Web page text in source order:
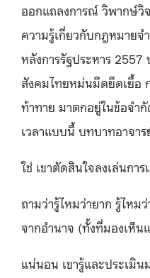
ออกแถลงการณ์ วิพากษ์
ความรู้เกี่ยวกับกฎหมายจ
หลังการรัฐประหาร 2557
สังคมไทยหม่นมืดยืดเยื้อ
ท้าทาย มาตกอยู่ในข้อจำ
เวลาแบบนี้ บทบาทอาจา
ใช่ เขาตัดสินใจลงเล่นกา
ถามว่ารู้ไหมว่ายาก รู้ไหม
จากอำนาจ (ทั้งที่มองเห็น
แน่นอน เขารู้และประเมิ